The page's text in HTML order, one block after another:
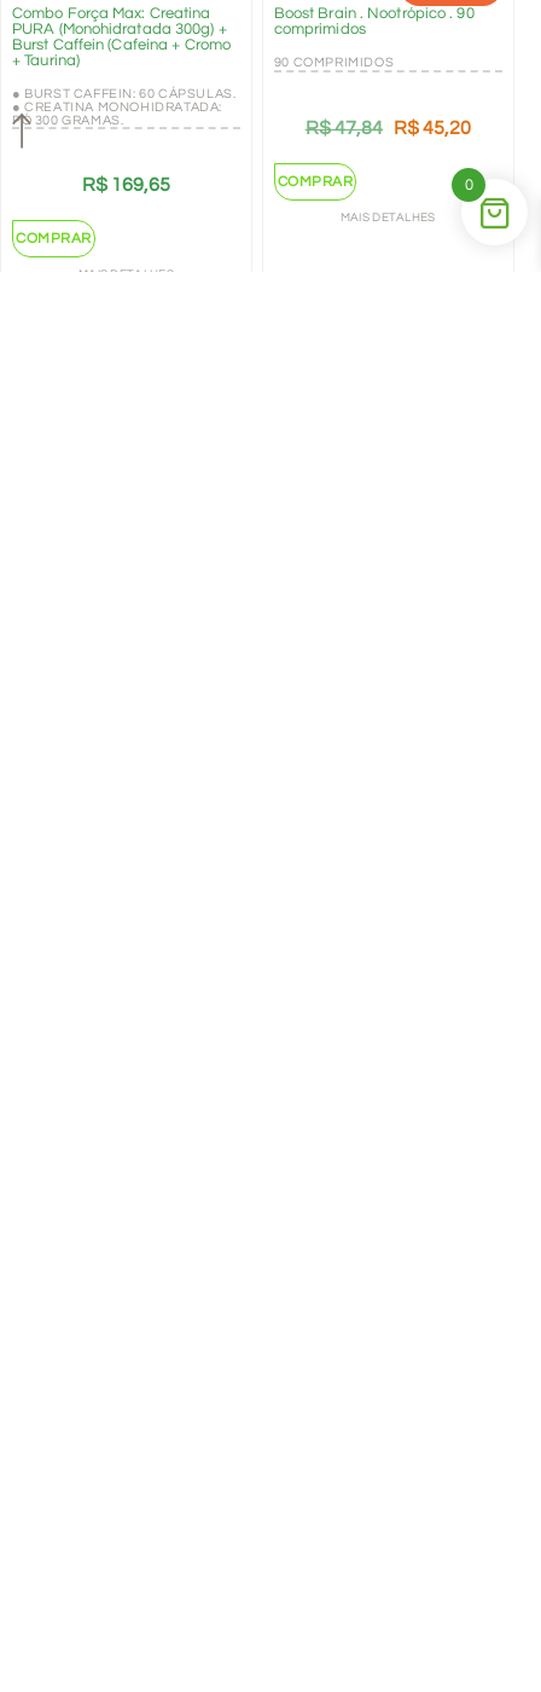
Combo Força Max: Creatina
PURA (Monohidratada 300g) +
Burst Caffein (Cafeína + Cromo
+ Taurina)
● BURST CAFFEIN: 60 CÁPSULAS.
● CREATINA MONOHIDRATADA:
PÓ 300 GRAMAS.
R$169,65
COMPRAR
MAIS DETALHES
Boost Brain . Nootrópico . 90
comprimidos
90 COMPRIMIDOS
R$47,84 R$45,20
COMPRAR
MAIS DETALHES
0